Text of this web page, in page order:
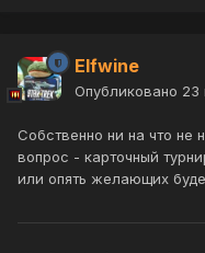
Elfwine
Опубликовано 23
Собственно ни на что
вопрос - карточный
или опять желающих